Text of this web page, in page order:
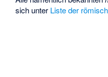
sich unter Liste der